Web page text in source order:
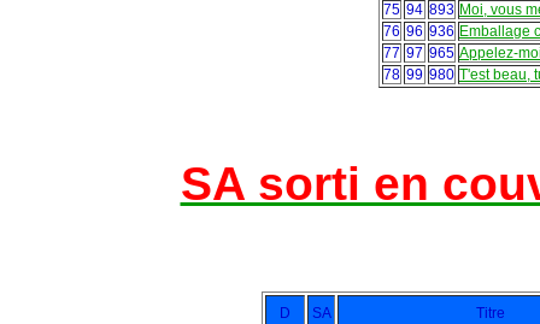
75 94 893 Moi, vous
76 96 936 Emballage
77 97 965 Appelez-
78 99 980 T'est beau,
SA sorti en
D SA
Titre